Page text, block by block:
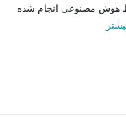
هوش مصنوعی انجام شده